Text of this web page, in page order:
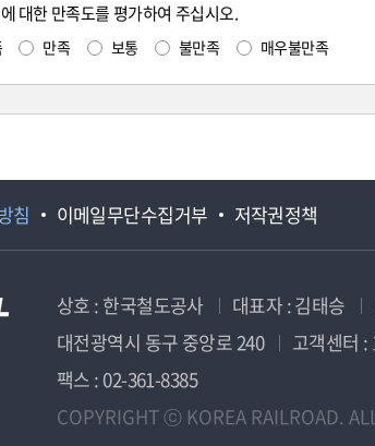
대한 만족도를 평가하여 주십시오.
만족 보통 불만족 매우불만족
침 이메일무단수집거부 저작권정책
상호 : 한국철도공사 대표자 : 김태승
대전광역시 동구 중앙로 240
고객센터 :
팩스 : 02-361-8385
COPYRIGHT ⓒ KOREA RAILROAD.